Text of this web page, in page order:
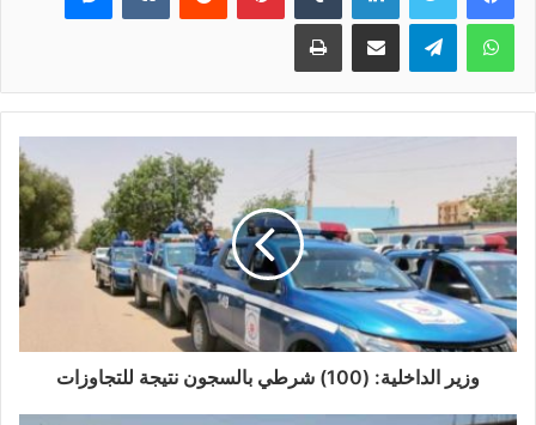
واتساب تيلقرام مشاركة عبر البريد طباعة
وزير الداخلية: (100) شرطي بالسجون نتيجة للتجاوزات